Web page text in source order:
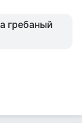
гребаный